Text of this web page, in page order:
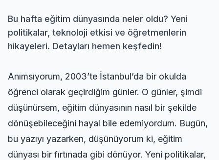
Bu hafta eğitim dünyasında neler oldu? Yeni
politikalar, teknoloji etkisi ve öğretmenlerin
hikayeleri. Detayları hemen keşfedin!
Anımsıyorum, 2003’te İstanbul’da bir okulda
öğrenci olarak geçirdiğim günler. O günler, şimdi
düşünürsem, eğitim dünyasının nasıl bir şekilde
dönüşebileceğini hayal bile edemiyordum. Bugün,
bu yazıyı yazarken, düşünüyorum ki, eğitim
dünyası bir fırtınada gibi dönüyor. Yeni politikalar,